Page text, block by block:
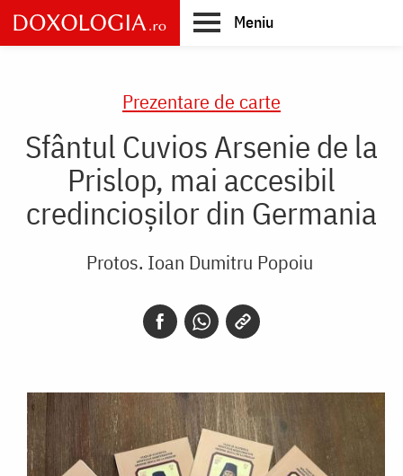
Skip
to
main
Meniu
Prezentare de carte
Sfântul Cuvios Arsenie de la
Prislop, mai accesibil
credincioșilor din Germania
Protos. Ioan Dumitru Popoiu